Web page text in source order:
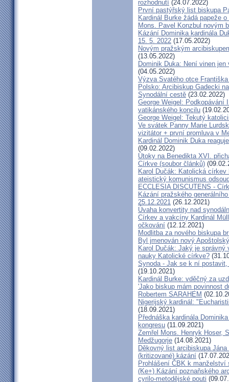
rozhodnutí (24.07.2022)
První pastýřský list biskupa
Kardinál Burke žádá papeže
Mons. Pavel Konzbul novým
Kázání Dominika kardinála
15. 5. 2022 (17.05.2022)
Novým pražským
(13.05.2022)
Dominik Duka: Není vinen
(04.05.2022)
Výzva Svatého otce
Polsko: Arcibiskup Gadecki
Synodální cestě (23.02.2022)
George Weigel: Podkopávání
vatikánského koncilu
George Weigel: Tekutý
Ve svátek Panny Marie
vizitátor + první promluva v
Kardinál Dominik Duka
(09.02.2022)
Útoky na Benedikta XVI.
Církve (soubor článků)
Karol Dučák: Katolická církev
ateistický komunismus
ECCLESIA DISCUTENS -
Kázání pražského
25.12.2021 (26.12.2021)
Úvaha konvertity nad
Církev a vakcíny Kardinál
očkování (12.12.2021)
Modlitba za nového biskupa
Byl jmenován nový
Karol Dučák: Jaký je
nauky Katolické církve?
Synoda - Jak se k ní
(19.10.2021)
Kardinál Burke: vděčný za
'Jako biskup mám povinnost
Robertem SARAHEM
Nigerijský kardinál:
(18.09.2021)
Přednáška kardinála
kongresu (11.09.2021)
Zemřel Mons. Henryk Hoser,
Medžugorje (14.08.2021)
Děkovný list arcibiskupa
(kritizované) kázání
Prohlášení ČBK k manželství
(Ke+) Kázání poznaňského
cyrilo-metodějské pouti